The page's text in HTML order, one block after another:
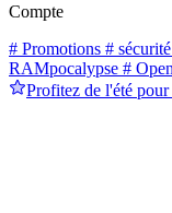
Compte
# Promotions # sécurité
RAMpocalypse #
Profitez de l'été